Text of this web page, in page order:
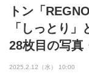
トン「
「しっとり
28枚目の写真
2025.2.12（水） 10:00